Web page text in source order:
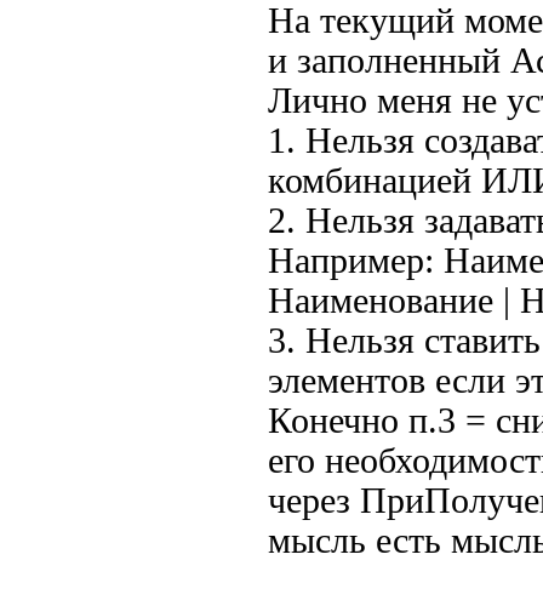
На текущий
и заполненный
Лично меня не
1. Нельзя
комбинацией
2. Нельзя
Например:
Наименование |
3. Нельзя
элементов если
Конечно п.3 =
его
через
мысль есть